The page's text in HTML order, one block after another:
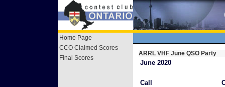
Home Page
CCO Claimed Scores
Final Scores
ARRL VHF June QSO Party
June 2020
Call